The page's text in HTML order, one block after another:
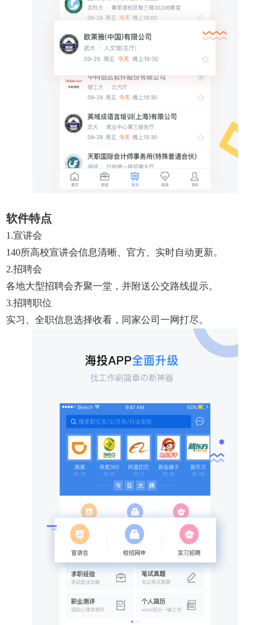
软件特点
1.宣讲会
140所高校宣讲会信息清晰、官方、实时自动更新。
2.招聘会
各地大型招聘会齐聚一堂，并附送公交路线提示。
3.招聘职位
实习、全职信息选择收看，同家公司一网打尽。